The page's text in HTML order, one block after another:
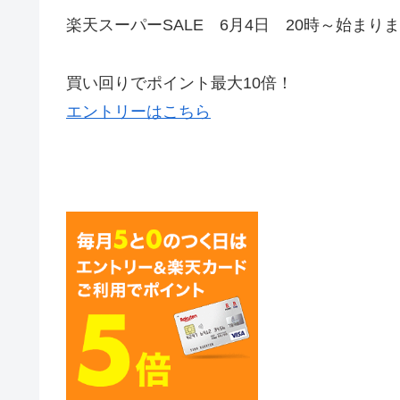
楽天スーパーSALE 6月4日 20時～始まり
買い回りでポイント最大10倍！
エントリーはこちら